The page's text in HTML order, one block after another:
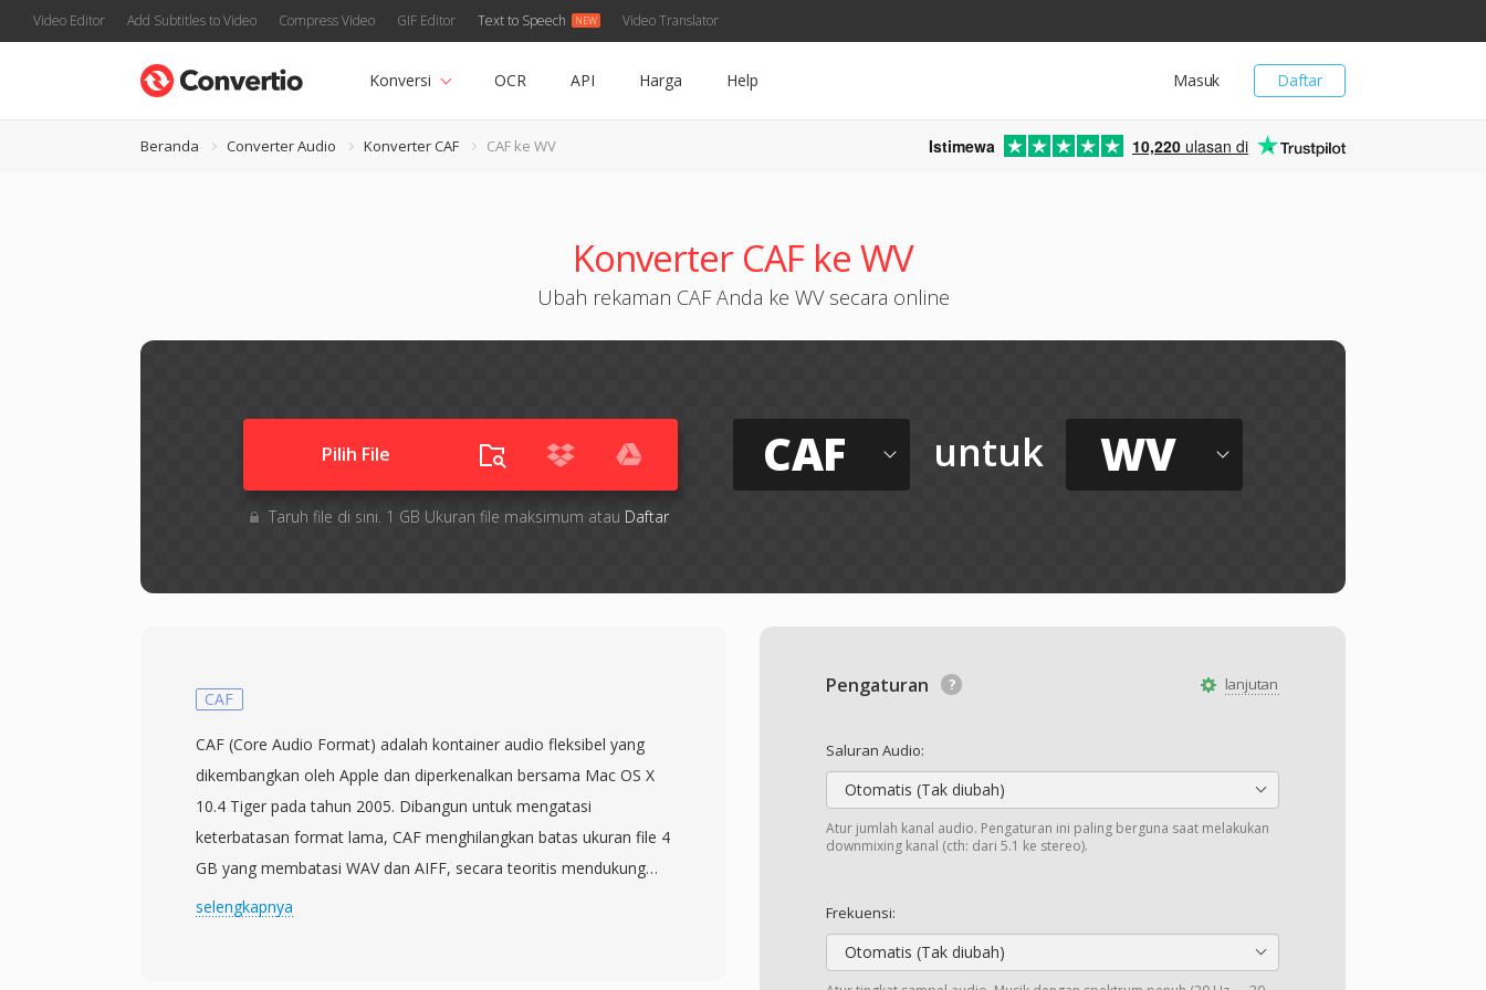
Video Editor Add Subtitles to Video Compress Video GIF Editor Text to Speech Video Translator
Daftar
Masuk
Konversi OCR API Harga Help
Beranda Converter Audio Konverter CAF CAF ke WV Istimewa 10,220 ulasan di
Konverter CAF ke WV
Ubah rekaman CAF Anda ke WV secara online
Pilih File
Taruh file di sini. 1 GB Ukuran file maksimum atau Daftar
CAF untuk WV
lanjutan
Pengaturan
Saluran Audio:
Otomatis (Tak diubah)
Atur jumlah kanal audio. Pengaturan ini paling berguna saat melakukan
downmixing kanal (cth: dari 5.1 ke stereo).
Frekuensi:
Otomatis (Tak diubah)
CAF
CAF (Core Audio Format) adalah kontainer audio fleksibel yang
dikembangkan oleh Apple dan diperkenalkan bersama Mac OS X
10.4 Tiger pada tahun 2005. Dibangun untuk mengatasi
keterbatasan format lama, CAF menghilangkan batas ukuran file 4
GB yang membatasi WAV dan AIFF, secara teoritis mendukung
panjang tak terbatas. Kontainer ini mengakomodasi hampir
selengkapnya